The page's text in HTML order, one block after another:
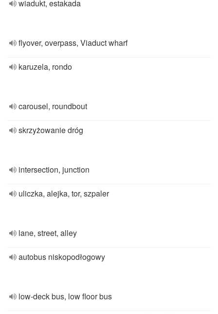
wiadukt, estakada
flyover, overpass, Viaduct wharf
karuzela, rondo
carousel, roundbout
skrzyżowanie dróg
intersection, junction
uliczka, alejka, tor, szpaler
lane, street, alley
autobus niskopodłogowy
low-deck bus, low floor bus